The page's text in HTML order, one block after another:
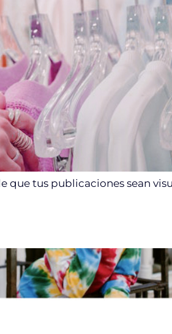
que tus publicaciones sean